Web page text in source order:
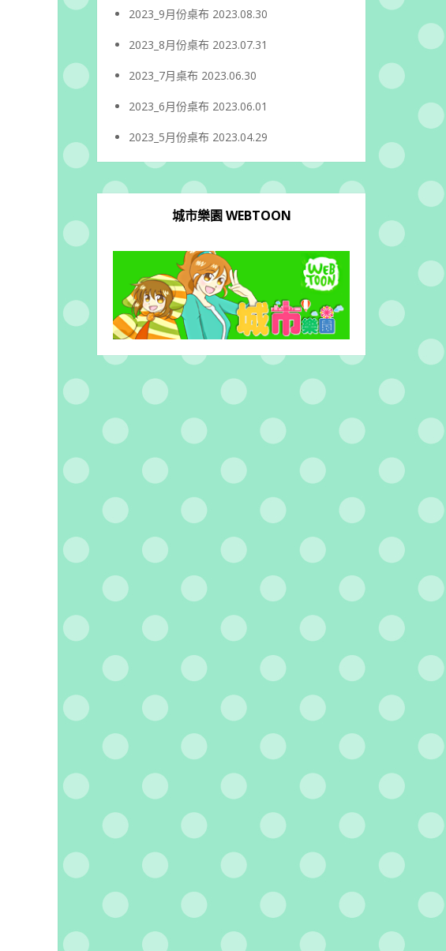
2023_9月份桌布 2023.08.30
2023_8月份桌布 2023.07.31
2023_7月桌布 2023.06.30
2023_6月份桌布 2023.06.01
2023_5月份桌布 2023.04.29
城市樂園 WEBTOON